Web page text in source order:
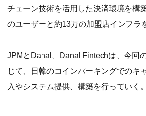
チェーン技術を活用した決済環境を構
のユーザーと約13万の加盟店インフラ
JPMとDanal、Danal Fintechは、今回
じて、日韓のコインパーキングでのキ
入やシステム提供、構築を行っていく。